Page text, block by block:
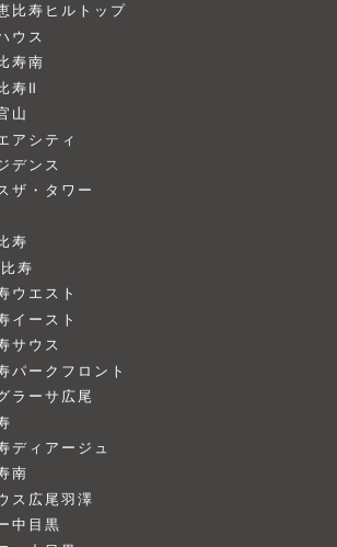
比寿ヒルトップ
ウス
寿南
寿Ⅱ
山
アシティ
デンス
ザ・タワー
寿
寿
ウエスト
イースト
サウス
パークフロント
ラーサ広尾
ディアージュ
南
ス広尾羽澤
中目黒